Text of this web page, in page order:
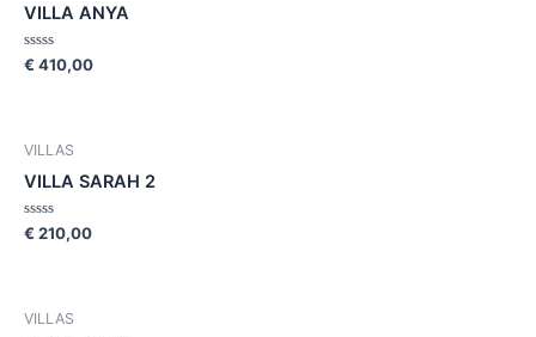
VILLA ANYA
Rated
€ 410,00
VILLAS
VILLA SARAH 2
Rated
0
€ 210,00
VILLAS